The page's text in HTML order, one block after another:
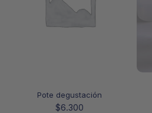
Pote degustación
$6.300